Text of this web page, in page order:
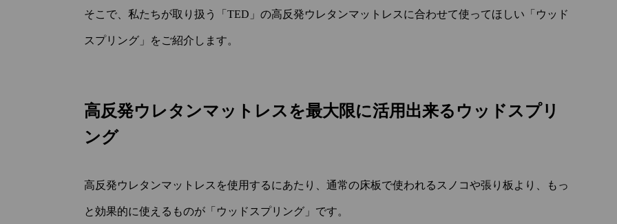
そこで、私たちが取り扱う「TED」の高反発ウレタンマットレスに合わせて使ってほしい「ウッド
スプリング」をご紹介します。
高反発ウレタンマットレスを最大限に活用出来るウッドスプリ
ング
高反発ウレタンマットレスを使用するにあたり、通常の床板で使われるスノコや張り板より、もっ
と効果的に使えるものが「ウッドスプリング」です。